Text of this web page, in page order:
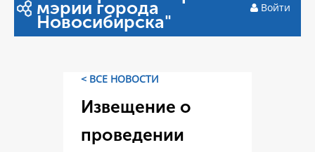
мэрии города
Новосибирска"
Войти
< ВСЕ НОВОСТИ
Извещение о
проведении